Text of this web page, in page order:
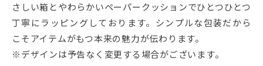
さしい箱とやわらかいペーパークッションでひとつひとつ
丁寧にラッピングしております。シンプルな包装だから
こそアイテムがもつ本来の魅力が伝わります。
※デザインは予告なく変更する場合がございます。